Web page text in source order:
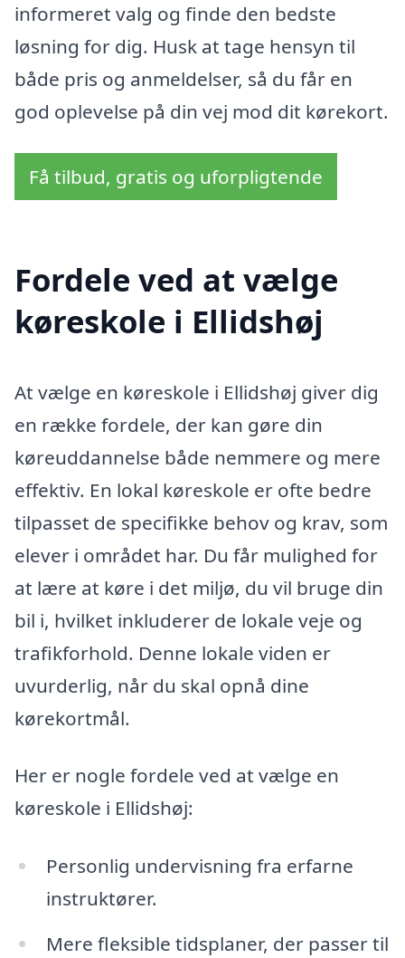
informeret valg og finde den bedste
løsning for dig. Husk at tage hensyn til
både pris og anmeldelser, så du får en
god oplevelse på din vej mod dit kørekort.
Få tilbud, gratis og uforpligtende
Fordele ved at vælge
køreskole i Ellidshøj
At vælge en køreskole i Ellidshøj giver dig
en række fordele, der kan gøre din
køreuddannelse både nemmere og mere
effektiv. En lokal køreskole er ofte bedre
tilpasset de specifikke behov og krav, som
elever i området har. Du får mulighed for
at lære at køre i det miljø, du vil bruge din
bil i, hvilket inkluderer de lokale veje og
trafikforhold. Denne lokale viden er
uvurderlig, når du skal opnå dine
kørekortmål.
Her er nogle fordele ved at vælge en
køreskole i Ellidshøj:
Personlig undervisning fra erfarne
instruktører.
Mere fleksible tidsplaner, der passer til